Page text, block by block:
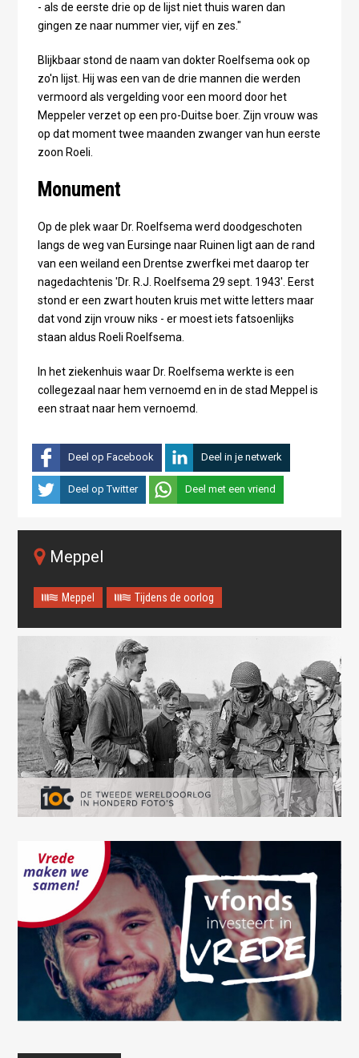
- als de eerste drie op de lijst niet thuis waren dan
gingen ze naar nummer vier, vijf en zes."
Blijkbaar stond de naam van dokter Roelfsema ook op
zo'n lijst. Hij was een van de drie mannen die werden
vermoord als vergelding voor een moord door het
Meppeler verzet op een pro-Duitse boer. Zijn vrouw was
op dat moment twee maanden zwanger van hun eerste
zoon Roeli.
Monument
Op de plek waar Dr. Roelfsema werd doodgeschoten
langs de weg van Eursinge naar Ruinen ligt aan de rand
van een weiland een Drentse zwerfkei met daarop ter
nagedachtenis 'Dr. R.J. Roelfsema 29 sept. 1943'. Eerst
stond er een zwart houten kruis met witte letters maar
dat vond zijn vrouw niks - er moest iets fatsoenlijks
staan aldus Roeli Roelfsema.
In het ziekenhuis waar Dr. Roelfsema werkte is een
collegezaal naar hem vernoemd en in de stad Meppel is
een straat naar hem vernoemd.
Deel op Facebook Deel in je netwerk
Deel op Twitter Deel met een vriend
Meppel
Meppel Tijdens de oorlog